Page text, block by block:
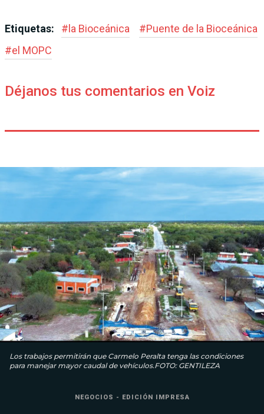
Etiquetas: # la Bioceánica #Puente de la Bioceánica
#el MOPC
Déjanos tus comentarios en Voiz
Los trabajos permitirán que Carmelo Peralta tenga las condiciones
para manejar mayor caudal de vehículos.FOTO: GENTILEZA
NEGOCIOS - EDICIÓN IMPRESA